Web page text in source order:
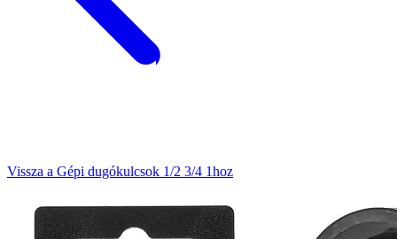
Vissza a Gépi dugókulcsok 1/2 3/4 1hoz